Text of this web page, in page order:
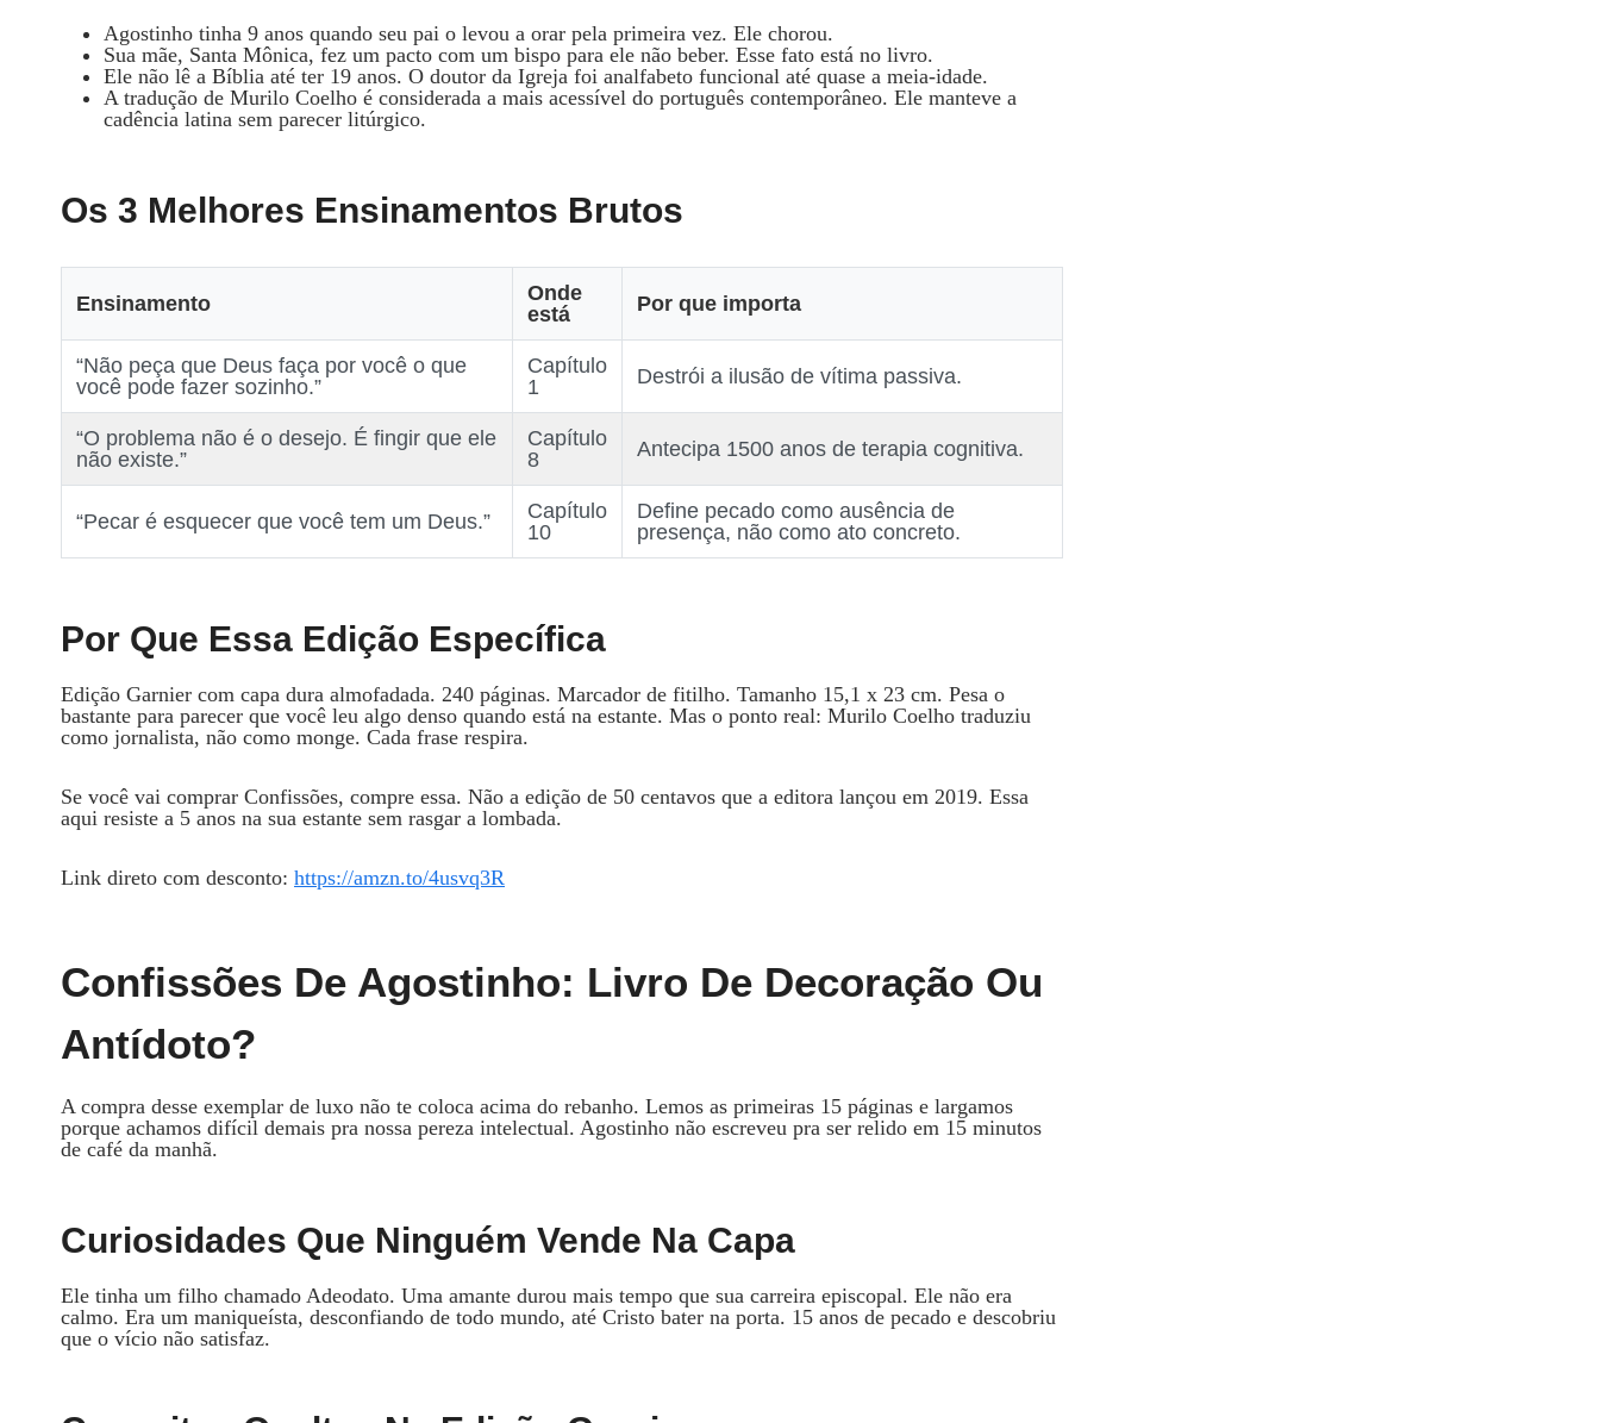
Agostinho tinha 9 anos quando seu pai o levou a orar pela primeira vez. Ele chorou.
Sua mãe, Santa Mônica, fez um pacto com um bispo para ele não beber. Esse fato está no livro.
Ele não lê a Bíblia até ter 19 anos. O doutor da Igreja foi analfabeto funcional até quase a meia-idade.
A tradução de Murilo Coelho é considerada a mais acessível do português contemporâneo. Ele manteve a
cadência latina sem parecer litúrgico.
Os 3 Melhores Ensinamentos Brutos
Ensinamento
Onde
está
Por que importa
“Não peça que Deus faça por você o que
você pode fazer sozinho.”
Capítulo
1
Destrói a ilusão de vítima passiva.
“O problema não é o desejo. É fingir que ele
não existe.”
Capítulo
8
Antecipa 1500 anos de terapia cognitiva.
“Pecar é esquecer que você tem um Deus.”
Capítulo
10
Define pecado como ausência de
presença, não como ato concreto.
Por Que Essa Edição Específica
Edição Garnier com capa dura almofadada. 240 páginas. Marcador de fitilho. Tamanho 15,1 x 23 cm. Pesa o
bastante para parecer que você leu algo denso quando está na estante. Mas o ponto real: Murilo Coelho traduziu
como jornalista, não como monge. Cada frase respira.
Se você vai comprar Confissões, compre essa. Não a edição de 50 centavos que a editora lançou em 2019. Essa
aqui resiste a 5 anos na sua estante sem rasgar a lombada.
Link direto com desconto: https://amzn.to/4usvq3R
Confissões De Agostinho: Livro De Decoração Ou
Antídoto?
A compra desse exemplar de luxo não te coloca acima do rebanho. Lemos as primeiras 15 páginas e largamos
porque achamos difícil demais pra nossa pereza intelectual. Agostinho não escreveu pra ser relido em 15 minutos
de café da manhã.
Curiosidades Que Ninguém Vende Na Capa
Ele tinha um filho chamado Adeodato. Uma amante durou mais tempo que sua carreira episcopal. Ele não era
calmo. Era um maniqueísta, desconfiando de todo mundo, até Cristo bater na porta. 15 anos de pecado e descobriu
que o vício não satisfaz.